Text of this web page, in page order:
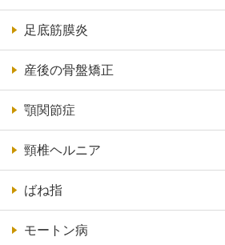
足底筋膜炎
産後の骨盤矯正
顎関節症
頸椎ヘルニア
ばね指
モートン病